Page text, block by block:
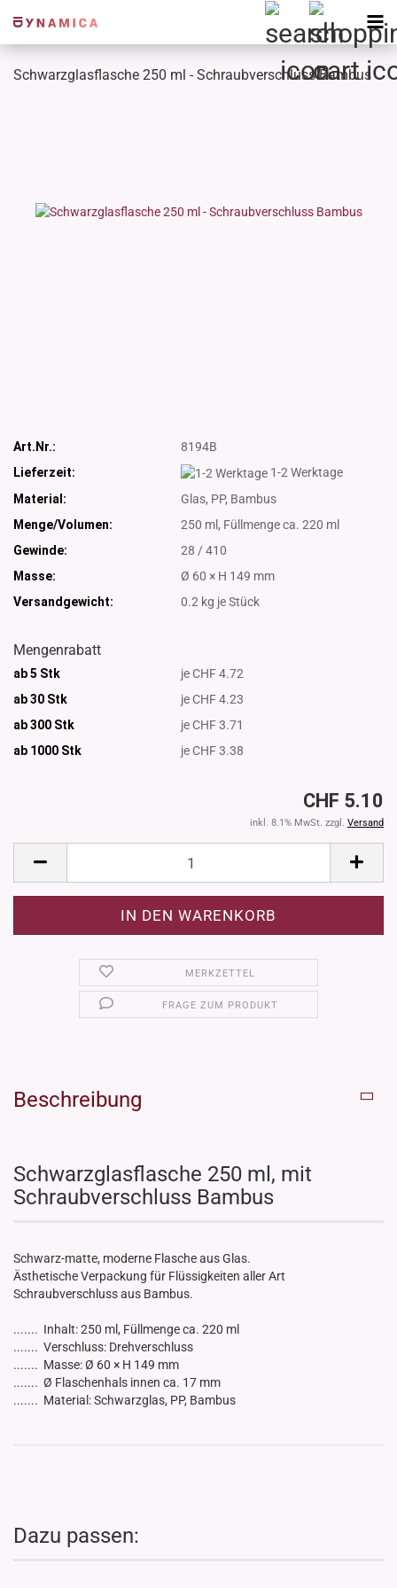
Schwarzglasflasche 250 ml - Schraubverschluss Bambus
Art.Nr.:
8194B
Lieferzeit:
1-2 Werktage
Material:
Glas, PP, Bambus
Menge/Volumen:
250 ml, Füllmenge ca. 220 ml
Gewinde:
28 / 410
Masse:
Ø 60 × H 149 mm
Versandgewicht:
0.2 kg je Stück
Mengenrabatt
ab 5 Stk
je CHF 4.72
ab 30 Stk
je CHF 4.23
ab 300 Stk
je CHF 3.71
ab 1000 Stk je CHF 3.38
CHF 5.10
inkl. 8.1% MwSt. zzgl. Versand
MERKZETTEL
FRAGE ZUM PRODUKT
Beschreibung
Schwarzglasflasche 250 ml, mit
Schraubverschluss Bambus
Schwarz-matte, moderne Flasche aus Glas.
Ästhetische Verpackung für Flüssigkeiten aller Art
Schraubverschluss aus Bambus.
....... Inhalt: 250 ml, Füllmenge ca. 220 ml
....... Verschluss: Drehverschluss
....... Masse: Ø 60 × H 149 mm
....... Ø Flaschenhals innen ca. 17 mm
....... Material: Schwarzglas, PP, Bambus
Dazu passen: